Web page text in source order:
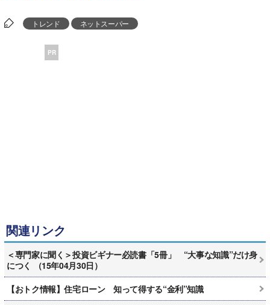
トレンド ネットスーパー
PR
関連リンク
＜専門家に聞く＞投資ビギナー必読書「5冊」 “大事な知識”だけ身
につく （15年04月30日）
【おトク情報】住宅ローン 知って得する“金利”知識